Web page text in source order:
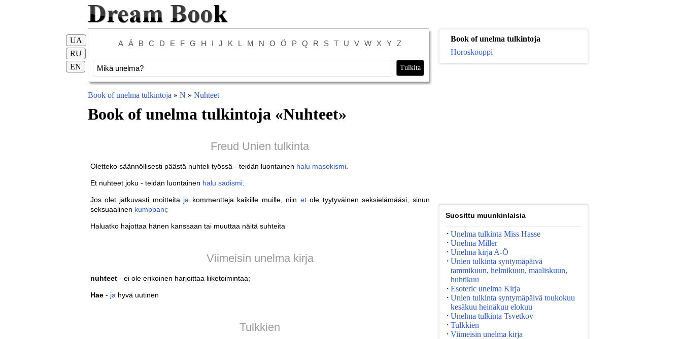
A Ä B C D E F G H I J K L M N O Ö P Q R S T U V W X Y Z
UA
RU
EN
Book of unelma tulkintoja » N » Nuhteet
Book of unelma tulkintoja «Nuhteet»
Freud Unien tulkinta
Oletteko säännöllisesti päästä nuhteli työssä - teidän luontainen halu masokismi.
Et nuhteet joku - teidän luontainen halu sadismi.
Jos olet jatkuvasti moitteita ja kommentteja kaikille muille, niin etole tyytyväinen seksielämääsi, sinun
seksuaalinen kumppani;
Haluatko hajottaa hänen kanssaan tai muuttaa näitä suhteita
Viimeisin unelma kirja
nuhteet - ei ole erikoinen harjoittaa liiketoimintaa;
Hae - ja hyvä uutinen
Tulkkien
Book of unelma tulkintoja
Horoskooppi
Suosittu muunkinlaisia
Unelma tulkinta Miss Hasse
Unelma Miller
Unelma kirja A-Ö
Unien tulkinta syntymäpäivä
tammikuun, helmikuun, maaliskuun,
huhtikuu
Esoteric unelma Kirja
Unien tulkinta syntymäpäivä toukokuu
kesäkuu heinäkuu elokuu
Unelma tulkinta Tsvetkov
Tulkkien
Viimeisin unelma kirja